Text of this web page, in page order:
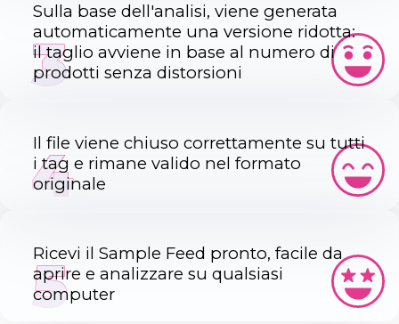
Sulla base dell'analisi, viene generata
automaticamente una versione ridotta:
il taglio avviene in base al numero di
prodotti senza distorsioni
3
Il file viene chiuso correttamente su tutti
i tag e rimane valido nel formato
originale
4
Ricevi il Sample Feed pronto, facile da
aprire e analizzare su qualsiasi
computer
5